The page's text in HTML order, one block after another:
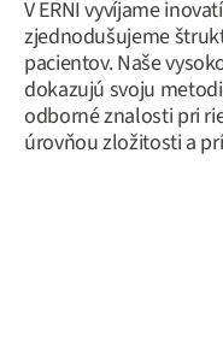
V ERNI vyvíjame
zjednodušujeme
pacientov. Naše
dokazujú svoju
odborné znalosti pri
úrovňou zložitosti a